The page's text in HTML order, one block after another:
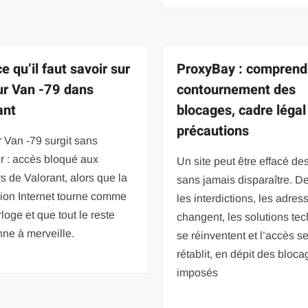
qu’il faut savoir sur
Van -79 dans
Van -79 surgit sans
: accès bloqué aux
de Valorant, alors que la
Internet tourne comme
et que tout le reste
à merveille.
ProxyBay :
contournement des
blocages, cadre
précautions
Un site peut être effacé
sans jamais disparaître.
les interdictions, les
changent, les solutions
se réinventent et l’accès
rétablit, en dépit des
imposés